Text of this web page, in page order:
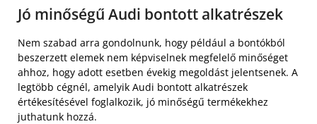
Jó minőségű Audi bontott alkatrészek
Nem szabad arra gondolnunk, hogy például a bontókból
beszerzett elemek nem képviselnek megfelelő minőséget
ahhoz, hogy adott esetben évekig megoldást jelentsenek. A
legtöbb cégnél, amelyik Audi bontott alkatrészek
értékesítésével foglalkozik, jó minőségű termékekhez
juthatunk hozzá.